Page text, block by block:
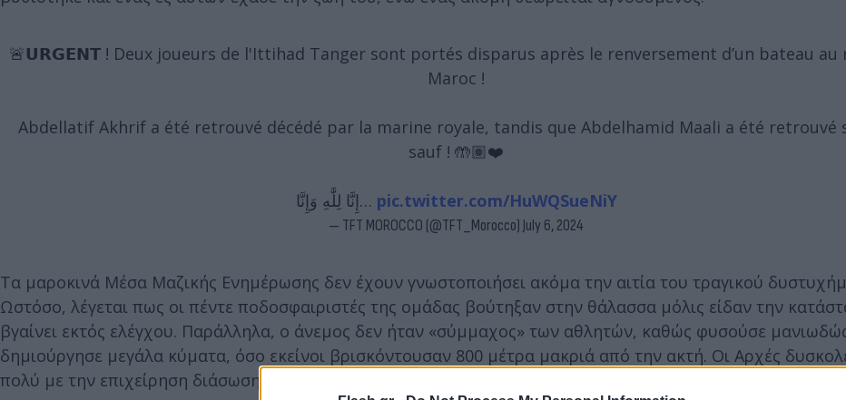
🚨𝗨𝗥𝗚𝗘𝗡𝗧 ! Deux joueurs de l'Ittihad Tanger sont portés disparus après le renversement d’un bateau au
Maroc !
Abdellatif Akhrif a été retrouvé décédé par la marine royale, tandis que Abdelhamid Maali a été retrouvé
sauf ! 🤲🏽❤️
إِنَّا لِلَّٰهِ وَإِنَّا… pic.twitter.com/HuWQSueNiY
— TFT MOROCCO (@TFT_Morocco) July 6, 2024
Τα μαροκινά Μέσα Μαζικής Ενημέρωσης δεν έχουν γνωστοποιήσει ακόμα την αιτία του τραγικού
Ωστόσο, λέγεται πως οι πέντε ποδοσφαιριστές της ομάδας βούτηξαν στην θάλασσα μόλις είδαν την
βγαίνει εκτός ελέγχου. Παράλληλα, ο άνεμος δεν ήταν «σύμμαχος» των αθλητών, καθώς φυσούσε
δημιούργησε μεγάλα κύματα, όσο εκείνοι βρισκόντουσαν 800 μέτρα μακριά από την ακτή. Οι Αρχές
πολύ με την επιχείρηση διάσωσης των μελών της Ιτιχάντ Ταγγέρης.